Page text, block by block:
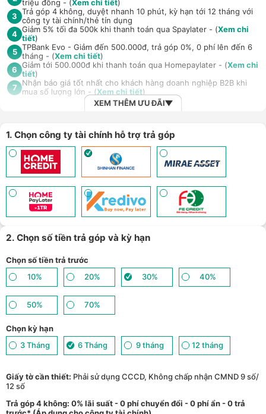
triệu đồng - (Xem chi tiết)
3 Trả góp 4 không, duyệt nhanh 10 phút, kỳ hạn tới 12 tháng với
công ty tài chính/thẻ tín dụng
4 Giảm 5% tối đa 500k khi thanh toán qua Spaylater - (Xem chi
tiết)
5 TPBank Evo - Giảm đến 500.000đ, trả góp 0%, 0 phí lên đến 6
tháng - (Xem chi tiết)
6 Giảm tới 500.000đ khi thanh toán qua Homepaylater - (Xem chi
tiết)
7
Nhận báo giá tốt nhất cho khách hàng doanh nghiệp B2B khi
mua số lượng lớn - (Xem chi tiết)
XEM THÊM ƯU ĐÃI
1. Chọn công ty tài chính hỗ trợ trả góp
2. Chọn số tiền trả góp và kỳ hạn
Chọn số tiền trả trước
10%
20% 30% 40%
50% 70%
Chọn kỳ hạn
3 Tháng
6 Tháng 9 tháng 12 tháng
Giấy tờ cần thiết: Phải sử dụng CCCD, Không chấp nhận CMND 9 số/
12 số
Trả góp 4 không: 0% lãi suất - 0 phí chuyển đổi - 0 phí ẩn - 0 trả